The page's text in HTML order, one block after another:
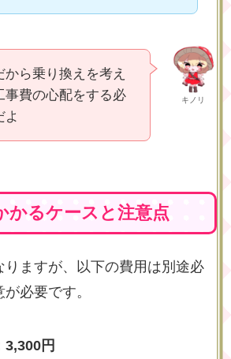
キノリ
から乗り換えを考え
事費の心配をする必
よ
かるケースと注意点
りますが、以下の費用は別途必
必要です。
3,300円